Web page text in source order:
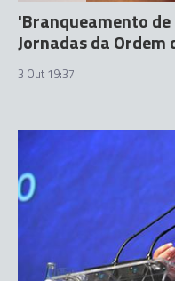
'Branqueamento
Jornadas da
3 Out 19:37